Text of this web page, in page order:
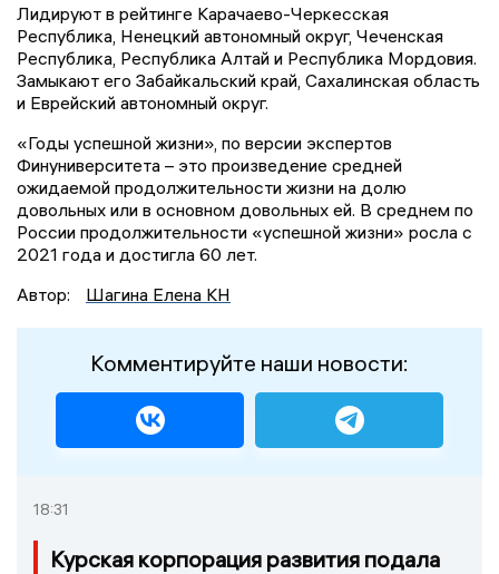
Лидируют в рейтинге Карачаево-Черкесская
Республика, Ненецкий автономный округ, Чеченская
Республика, Республика Алтай и Республика Мордовия.
Замыкают его Забайкальский край, Сахалинская область
и Еврейский автономный округ.
«Годы успешной жизни», по версии экспертов
Финуниверситета – это произведение средней
ожидаемой продолжительности жизни на долю
довольных или в основном довольных ей. В среднем по
России продолжительности «успешной жизни» росла с
2021 года и достигла 60 лет.
Автор:
Шагина Елена КН
Комментируйте наши новости:
18:31
Курская корпорация развития подала